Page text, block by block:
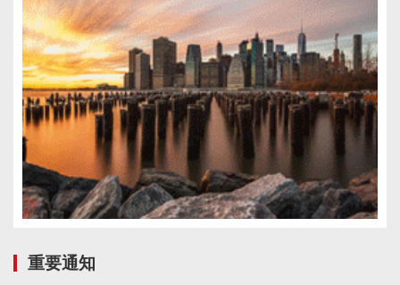
重要通知